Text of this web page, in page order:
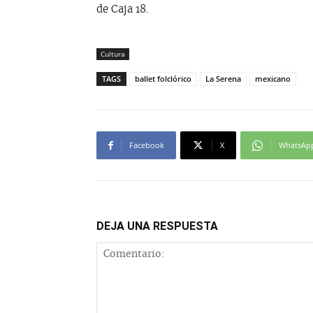
de Caja 18.
Cultura
TAGS ballet folclórico La Serena mexicano
Facebook X
DEJA UNA RESPUESTA